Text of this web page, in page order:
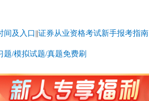
间及入口||证券从业资格考试新手报考指南
/模拟试题/真题免费刷